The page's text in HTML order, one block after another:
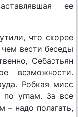
ее
что скорее
чем вести беседы
Себастьян
возможности.
Робкая мисс
по углам. За все
– надо полагать,